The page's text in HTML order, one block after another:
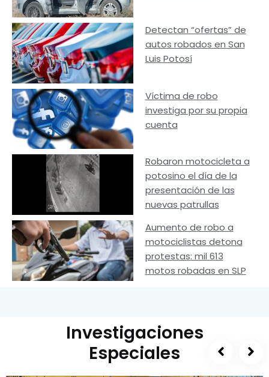
Detectan “ofertas” de
autos robados en San
Luis Potosí
Víctima de robo
investiga por su propia
cuenta
Robaron motocicleta a
potosino el día de la
presentación de las
nuevas patrullas
Aumento de robo a
motociclistas detona
protestas: mil 613
motos robadas en SLP
Investigaciones
Especiales